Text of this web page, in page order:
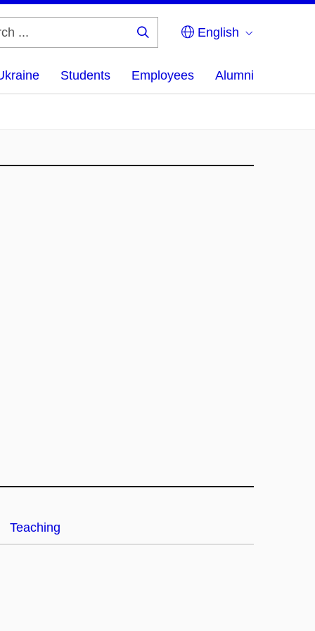
English
Students Employees Alumni
Teaching